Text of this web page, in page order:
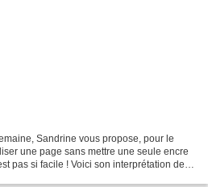
Sandrine vous propose, pour le
une page sans mettre une seule encre
pas si facile ! Voici son interprétation de